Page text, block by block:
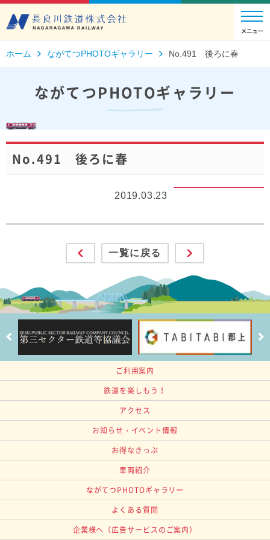
ホーム ながてつPHOTOギャラリー No.491 後ろに春
ながてつPHOTOギャラリー
No.491 後ろに春
2019.03.23
一覧に戻る
ご利用案内
鉄道を楽しもう！
アクセス
お知らせ・イベント情報
お得なきっぷ
車両紹介
ながてつPHOTOギャラリー
よくある質問
企業様へ （広告サービスのご案内）